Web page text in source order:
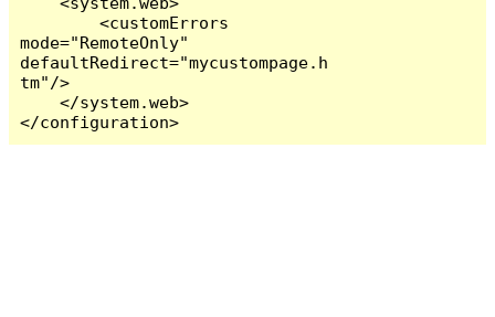
        <customErrors
mode="RemoteOnly"
defaultRedirect="mycustompage.h
tm"/>
    </system.web>
</configuration>